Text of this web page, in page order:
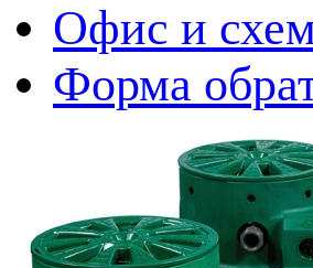
Офис и
Форма